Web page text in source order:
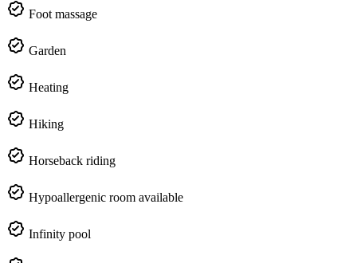
Foot massage
Garden
Heating
Hiking
Horseback riding
Hypoallergenic room available
Infinity pool